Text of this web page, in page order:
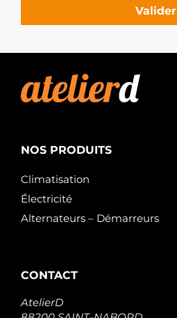
Valider
NOS PRODUITS
Climatisation
Électricité
Alternateurs – Démarreurs
CONTACT
AtelierD